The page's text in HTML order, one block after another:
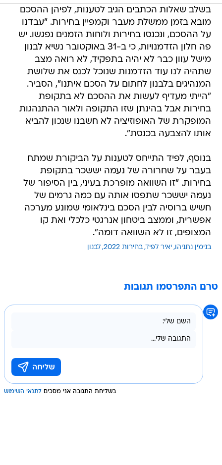
בשלב שאלות הכתבים הגיב לטענות, לפיהן ההסכם
מובא בזמן ממשלת מעבר וקמפיין בחירות. "עבדנו
על ההסכם, ונכנסו בחירות ולוחות הזמנים נפגשו. יש
פה חלון הזדמנויות, כי ב-31 באוקטובר נשיא לבנון
מישל עוון כבר לא יהיה בתפקיד, לא רואה מצב
שתהיה לנו עוד הזדמנות שנוכל לכנס את שלושת
המנהיגים בלבנון לחתום על הסכם איתנו", הסביר.
"הייתי מעדיף לעשות את ההסכם לא בתקופת
בחירות אבל בהינתן שזו התקופה ולאור ההתנהגות
המופקרת של האופוזיציה לא חשבנו שנכון להביא
אותו להצבעה בכנסת".
בנוסף, לפיד התייחס לטענות על הביקורת שמתח
בעבר על שחרורה של נעמה יששכר בתקופת
בחירות. "זו השוואה מופרכת בעיני, בין הסיפור של
נעמה יששכר שתפסו אותה עם כמה גרמים של
חשיש ברוסיה לבין הסכם בינלאומי שמונע מערכה
אפשרית, וממצב ביטחון אנרגטי כלכלי ואת קו
המצופים, זו לא השוואה דומה".
בנימין נתניהו יאיר לפיד בחירות 2022 לבנון
טרם התפרסמו תגובות
בשליחת התגובה אני מסכים לתנאי השימוש